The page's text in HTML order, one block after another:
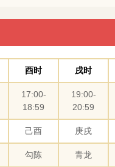
酉时 戌时
17:00-
18:59
19:00-
20:59
己酉 庚戌
勾陈 青龙